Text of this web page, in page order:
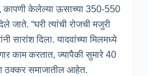
कापणी केलेल्या ऊसाच्या 350-550
जाते. “घरी त्यांची रोजची मजुरी
सारांश दिला. यादवांच्या मिलमध्ये
काम करतात, ज्यापैकी सुमारे 40
ठक्कर समाजातील आहेत.